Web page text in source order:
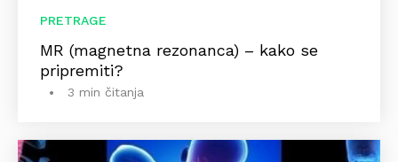
PRETRAGE
MR (magnetna rezonanca) – kako se
pripremiti?
3 min čitanja